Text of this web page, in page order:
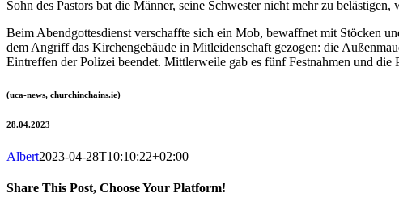
Sohn des Pastors bat die Männer, seine Schwester nicht mehr zu
Beim Abendgottesdienst verschaffte sich ein Mob, bewaffnet mit Stöcken
dem Angriff das Kirchengebäude in Mitleidenschaft gezogen: die
Eintreffen der Polizei beendet. Mittlerweile gab es fünf Festnahmen und
(uca-news, churchinchains.ie)
28.04.2023
Albert2023-04-28T10:10:22+02:00
Share This Post, Choose Your Platform!